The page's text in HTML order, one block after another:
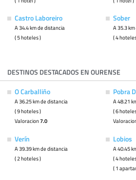
Castro Laboreiro
A 34.4 km de distancia
( 5 hoteles )
Sober
A 35.3
( 4
DESTINOS DESTACADOS EN OURENSE
O Carballiño
A 36.25 km de distancia
( 9 hoteles )
Valoracion7.0
Pobra
A 48.21
( 6
Verín
A 39.39 km de distancia
( 2 hoteles )
Lobios
A 40.45
( 4
( 1